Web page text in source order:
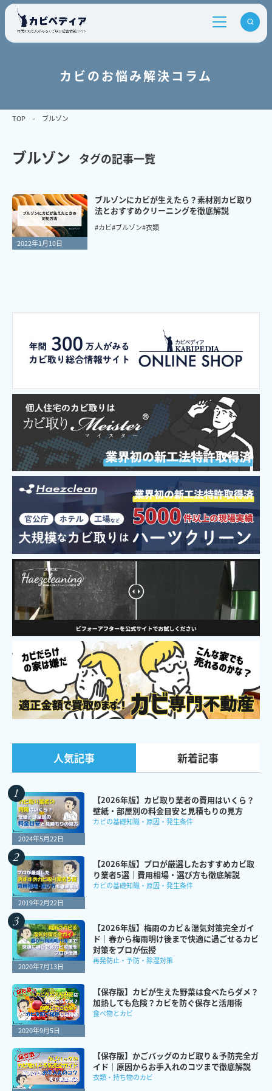
カビのお悩み解決コラム
TOP ブルゾン
ブルゾン タグの記事一覧
2022年1月10日
ブルゾンにカビが生えたら？素材別カビ取り
法とおすすめクリーニングを徹底解説
#カビ#ブルゾン#衣類
人気記事 新着記事
2024年5月22日
【2026年版】カビ取り業者の費用はいくら？
壁紙・部屋別の料金目安と見積もりの見方
カビの基礎知識・原因・発生条件
2019年2月22日
【2026年版】プロが厳選したおすすめカビ取
り業者5選｜費用相場・選び方も徹底解説
カビの基礎知識・原因・発生条件
2020年7月13日
【2026年版】梅雨のカビ＆湿気対策完全ガイ
ド｜春から梅雨明け後まで快適に過ごせるカビ
対策をプロが伝授
再発防止・予防・除湿対策
2020年9月5日
【保存版】カビが生えた野菜は食べたらダメ？
加熱しても危険？カビを防ぐ保存と活用術
食べ物とカビ
【保存版】かごバッグのカビ取り＆予防完全ガ
イド｜原因からお手入れのコツまで徹底解説
衣類・持ち物のカビ